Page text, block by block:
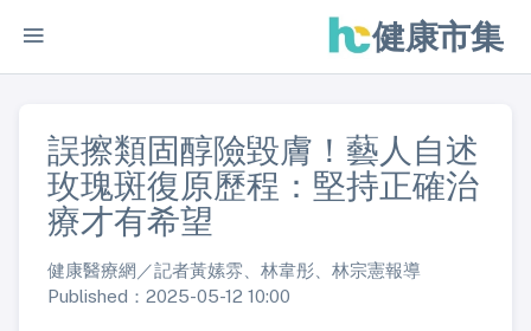
健康市集
誤擦類固醇險毀膚！藝人自述
玫瑰斑復原歷程：堅持正確治
療才有希望
健康醫療網／記者黃嫊雰、林韋彤、林宗憲報導
Published：2025-05-12 10:00